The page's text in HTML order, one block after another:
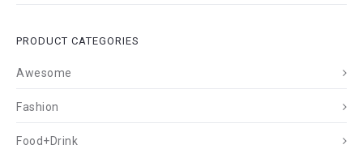
PRODUCT CATEGORIES
Awesome
Fashion
Food+Drink